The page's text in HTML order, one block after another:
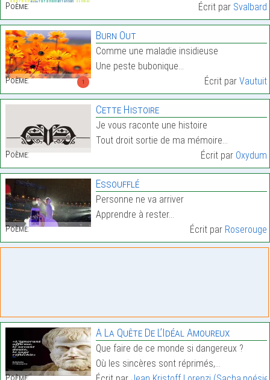
Poème:
Écrit par Svalbard
1
Poème:
Burn Out
Comme une maladie insidieuse
Une peste bubonique…
Écrit par Vautuit
Poème:
Cette Histoire
Je vous raconte une histoire
Tout droit sortie de ma mémoire…
Écrit par Oxydum
Poème:
Essoufflé
Personne ne va arriver
Apprendre à rester…
Écrit par Roserouge
Poème:
À La Quête De L’Idéal Amoureux
Que faire de ce monde si dangereux ?
Où les sincères sont réprimés,…